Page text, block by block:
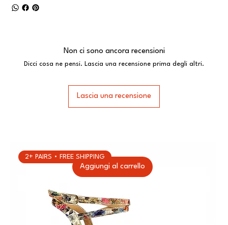
Non ci sono ancora recensioni
Dicci cosa ne pensi. Lascia una recensione prima degli altri.
Lascia una recensione
Aggiungi al carrello
2+ PAIRS • FREE SHIPPING